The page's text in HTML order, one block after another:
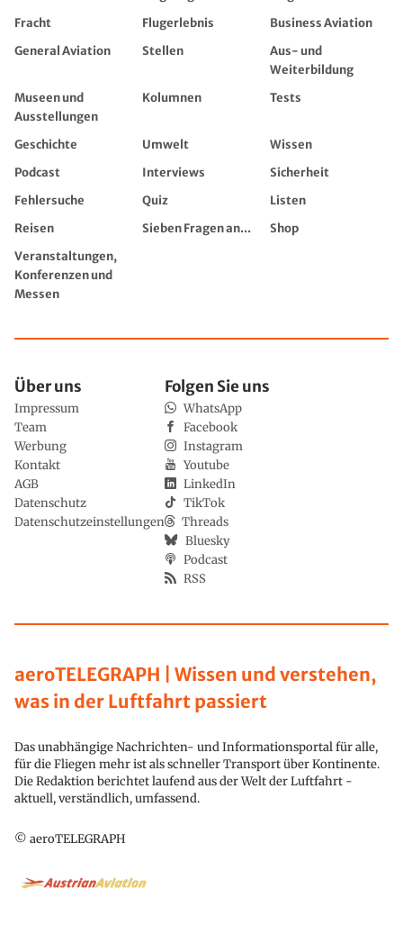
Fracht
Flugerlebnis
Business Aviation
General Aviation
Stellen
Aus- und
Weiterbildung
Museen und
Ausstellungen
Kolumnen Tests
Geschichte Umwelt
Wissen
Podcast
Interviews
Sicherheit
Fehlersuche
Quiz
Listen
Reisen
Sieben Fragen an...
Shop
Veranstaltungen,
Konferenzen und
Messen
aeroTELEGRAPH | Wissen und verstehen,
was in der Luftfahrt passiert
Das unabhängige Nachrichten- und Informationsportal für alle,
für die Fliegen mehr ist als schneller Transport über Kontinente.
Die Redaktion berichtet laufend aus der Welt der Luftfahrt -
aktuell, verständlich, umfassend.
© aeroTELEGRAPH
Über uns
Impressum
Team
Werbung
Kontakt
AGB
Datenschutz
Datenschutzeinstellungen
Folgen Sie uns
WhatsApp
Facebook
Instagram
Youtube
LinkedIn
TikTok
Threads
Bluesky
Podcast
RSS